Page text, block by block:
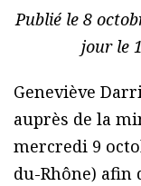
Publié le 8
jour le
Geneviève
auprès de la
mercredi 9
du-Rhône) afin